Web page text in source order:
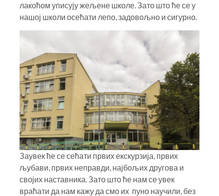
лакоћом уписују жељене школе. Зато што ће се у
нашој школи осећати лепо, задовољно и сигурно.
Заувек ће се сећати првих екскурзија, првих
љубави, првих неправди, најбољих другова и
својих наставника. Зато што ће нам се увек
враћати да нам кажу да смо их пуно научили, без